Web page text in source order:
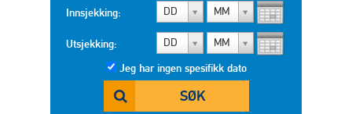
Innsjekking: DD MM
Utsjekking: DD MM
Jeg har ingen spesifikk dato
SØK